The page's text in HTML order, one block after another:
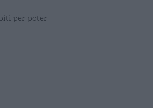
per poter